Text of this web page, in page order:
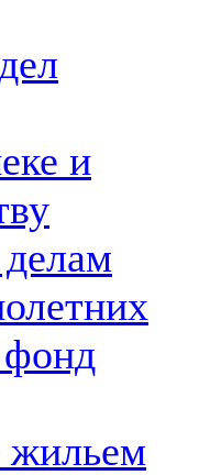
и
жильем